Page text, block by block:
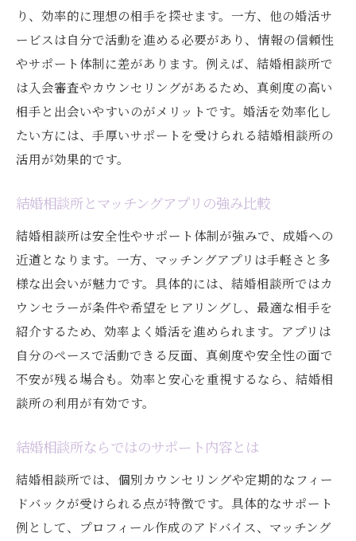
り、効率的に理想の相手を探せます。一方、他の婚活サ
ービスは自分で活動を進める必要があり、情報の信頼性
やサポート体制に差があります。例えば、結婚相談所で
は入会審査やカウンセリングがあるため、真剣度の高い
相手と出会いやすいのがメリットです。婚活を効率化し
たい方には、手厚いサポートを受けられる結婚相談所の
活用が効果的です。
結婚相談所とマッチングアプリの強み比較
結婚相談所は安全性やサポート体制が強みで、成婚への
近道となります。一方、マッチングアプリは手軽さと多
様な出会いが魅力です。具体的には、結婚相談所ではカ
ウンセラーが条件や希望をヒアリングし、最適な相手を
紹介するため、効率よく婚活を進められます。アプリは
自分のペースで活動できる反面、真剣度や安全性の面で
不安が残る場合も。効率と安心を重視するなら、結婚相
談所の利用が有効です。
結婚相談所ならではのサポート内容とは
結婚相談所では、個別カウンセリングや定期的なフィー
ドバックが受けられる点が特徴です。具体的なサポート
例として、プロフィール作成のアドバイス、マッチング